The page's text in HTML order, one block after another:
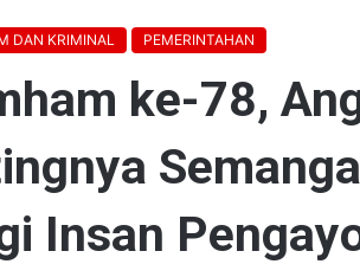
DAN KRIMINAL PEMERINTAHAN
ke-78,
Insan